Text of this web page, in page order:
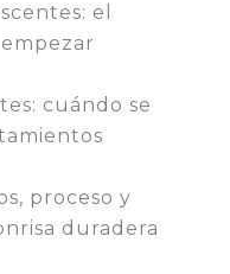
el
cuándo se
proceso y
duradera